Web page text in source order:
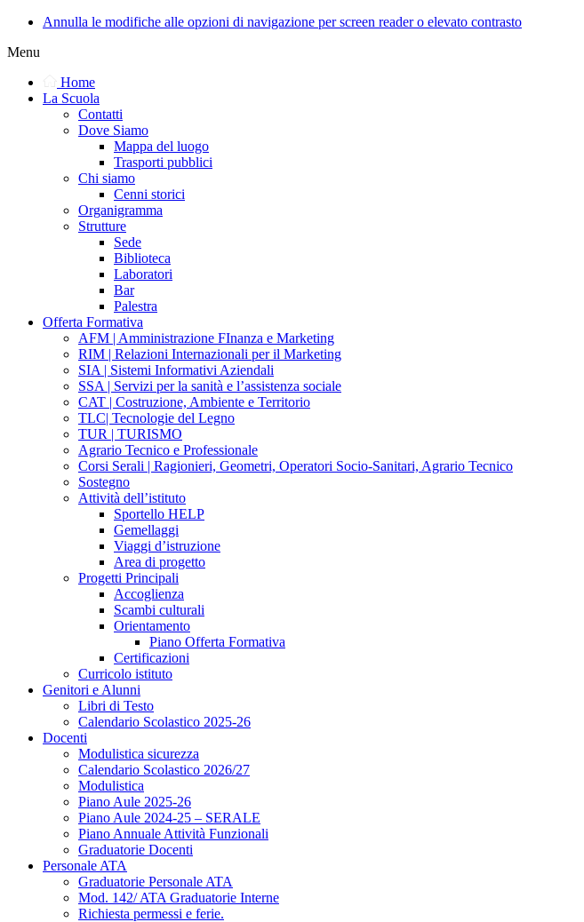
Annulla le modifiche alle opzioni di navigazione per screen reader o elevato contrasto
Menu
Home
La Scuola
Contatti
Dove Siamo
Mappa del luogo
Trasporti pubblici
Chi siamo
Cenni storici
Organigramma
Strutture
Sede
Biblioteca
Laboratori
Bar
Palestra
Offerta Formativa
AFM | Amministrazione FInanza e Marketing
RIM | Relazioni Internazionali per il Marketing
SIA | Sistemi Informativi Aziendali
SSA | Servizi per la sanità e l’assistenza sociale
CAT | Costruzione, Ambiente e Territorio
TLC| Tecnologie del Legno
TUR | TURISMO
Agrario Tecnico e Professionale
Corsi Serali | Ragionieri, Geometri, Operatori Socio-Sanitari, Agrario Tecnico
Sostegno
Attività dell’istituto
Sportello HELP
Gemellaggi
Viaggi d’istruzione
Area di progetto
Progetti Principali
Accoglienza
Scambi culturali
Orientamento
Piano Offerta Formativa
Certificazioni
Curricolo istituto
Genitori e Alunni
Libri di Testo
Calendario Scolastico 2025-26
Docenti
Modulistica sicurezza
Calendario Scolastico 2026/27
Modulistica
Piano Aule 2025-26
Piano Aule 2024-25 – SERALE
Piano Annuale Attività Funzionali
Graduatorie Docenti
Personale ATA
Graduatorie Personale ATA
Mod. 142/ ATA Graduatorie Interne
Richiesta permessi e ferie.